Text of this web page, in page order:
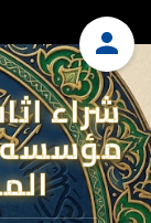
شراء
مؤسسه